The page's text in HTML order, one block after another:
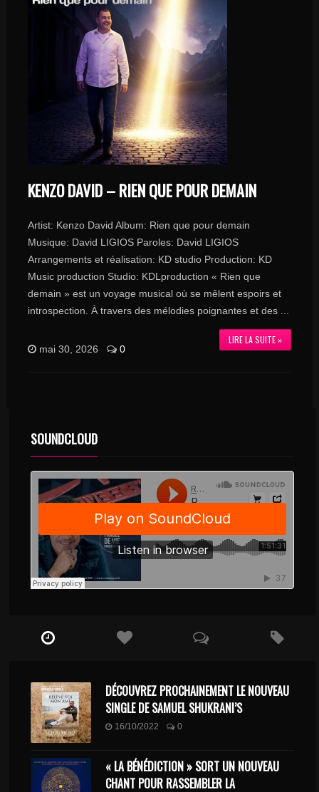
KENZO DAVID – RIEN QUE POUR DEMAIN
Artist: Kenzo David Album: Rien que pour demain
Musique: David LIGIOS Paroles: David LIGIOS
Arrangements et réalisation: KD studio Production: KD
Music production Studio: KDLproduction « Rien que
demain » est un voyage musical où se mêlent espoirs et
introspection. À travers des mélodies poignantes et des ...
LIRE LA SUITE »
mai 30, 2026 0
SOUNDCLOUD
DÉCOUVREZ PROCHAINEMENT LE NOUVEAU
SINGLE DE SAMUEL SHUKRANI’S
16/10/2022 0
« LA BÉNÉDICTION » SORT UN NOUVEAU
CHANT POUR RASSEMBLER LA